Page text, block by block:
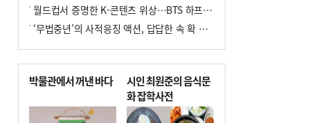
월드컵서 증명한 K-콘텐츠 위상…BTS 하프타임쇼·정호연 트로피 세리머니
‘무법중년’의 사적응징 액션, 답답한 속 확 뚫어주네
박물관에서 꺼낸 바다
시인 최원준의 음식문
화 잡학사전